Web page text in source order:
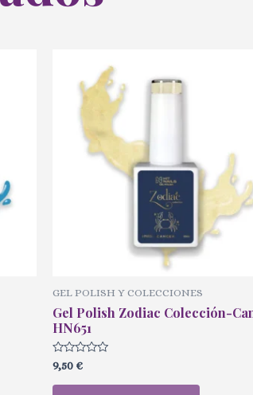
GEL POLISH Y COLECCIONES
Gel Polish Zodiac Colección-
HN651
Valorado
con
0
9,50 €